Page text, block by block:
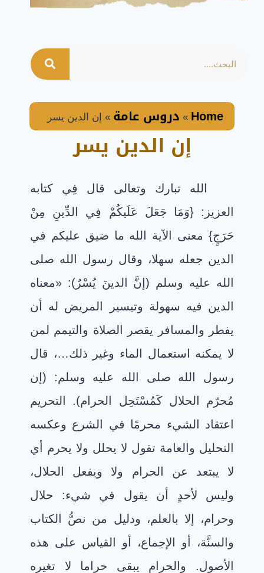
إن الدين يسر
Home
» دروس عامة » إن الدين يسر
الله تبارك وتعالى قال فِي كتابه
العزيز: {وَمَا جَعَلَ عَلَيكُمْ فِي الدِّينِ مِنْ
حَرَجٍ} معنى الآية الله ما ضيق عليكم في
الدين جعله سهلا، وقال رسول الله صلى
الله عليه وسلم (إنَّ الدينَ يُسْرٌ): «معناه
الدين فيه سهولة وتيسير المريض له أن
يفطر والمسافر يقصر الصلاة والتيمم لمن
لا يمكنه استعمال الماء وغير ذلك…، قال
رسول الله صلى الله عليه وسلم: (إن
مُحرّم الحلال كَمُسْتَحِل الحرام). التحريم
اعتقاد الشيء محرمًا في الشرع وعكسه
التحليل والعامة تقول لا يحلل ولا يحرم أي
لا يبتعد عن الحرام ولا ويفعل الحلال،
وليس لأحدٍ أن يقول في شيء: حلال
وحرام، إلا بالعلم، ودليل من نصُّ الكتاب
والسنَّة، أو الإجماع، أو القياس على هذه
الأصول. والحرام يبقى حراما لا تغيره